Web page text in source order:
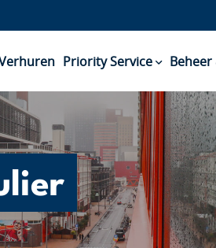
Priority Service Beheer